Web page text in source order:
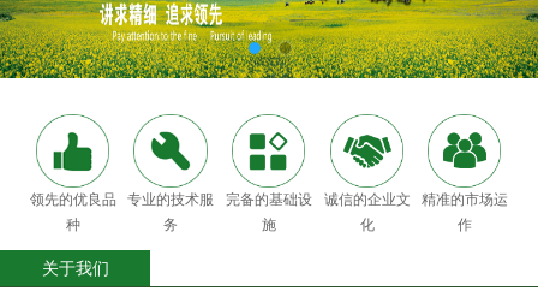
领先的优良品
种
专业的技术服
务
完备的基础设
施
诚信的企业文
化
精准的市场运
作
关于我们